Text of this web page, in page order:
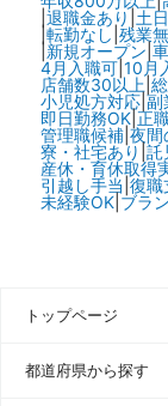
退職金あり 土
|転勤なし 残業
|新規オープン
4月入職可| 10月
店舗数30以上
小児処方対応| 副
即日勤務OK| 正
管理職候補| 夜間
寮・社宅あり 託
産休・育休取得
引越し手当 復職
未経験OK| ブラ
トップページ
都道府県から探す